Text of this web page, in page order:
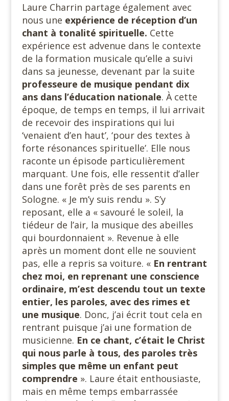
Laure Charrin partage également avec
nous une expérience de réception d’un
chant à tonalité spirituelle. Cette
expérience est advenue dans le contexte
de la formation musicale qu’elle a suivi
dans sa jeunesse, devenant par la suite
professeure de musique pendant dix
ans dans l’éducation nationale. À cette
époque, de temps en temps, il lui arrivait
de recevoir des inspirations qui lui
‘venaient d’en haut’, ‘pour des textes à
forte résonances spirituelle’. Elle nous
raconte un épisode particulièrement
marquant. Une fois, elle ressentit d’aller
dans une forêt près de ses parents en
Sologne. « Je m’y suis rendu ». S’y
reposant, elle a « savouré le soleil, la
tiédeur de l’air, la musique des abeilles
qui bourdonnaient ». Revenue à elle
après un moment dont elle ne souvient
pas, elle a repris sa voiture. « En rentrant
chez moi, en reprenant une conscience
ordinaire, m’est descendu tout un texte
entier, les paroles, avec des rimes et
une musique. Donc, j’ai écrit tout cela en
rentrant puisque j’ai une formation de
musicienne. En ce chant, c’était le Christ
qui nous parle à tous, des paroles très
simples que même un enfant peut
comprendre ». Laure était enthousiaste,
mais en même temps embarrassée